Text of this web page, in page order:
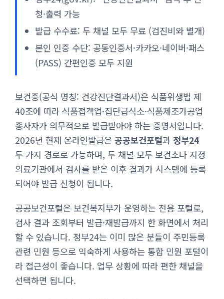
청·출력 가능
발급 수수료: 두 채널 모두 무료 (검진비와 별개)
본인 인증 수단: 공동인증서·카카오·네이버·패스
(PASS) 간편인증 모두 지원
보건증(공식 명칭: 건강진단결과서)은 식품위생법 제
40조에 따라 식품접객업·집단급식소·식품제조가공업
종사자가 의무적으로 발급받아야 하는 증명서입니다.
2026년 현재 온라인발급은 공공보건포털과 정부24
두 가지 경로로 가능하며, 두 채널 모두 보건소나 지정
의료기관에서 검사를 받은 이후 결과가 시스템에 등록
되어야 발급 신청이 됩니다.
공공보건포털은 보건복지부가 운영하는 전용 포털로,
검사 결과 조회부터 발급·재발급까지 한 화면에서 처리
할 수 있습니다. 정부24는 이미 많은 분들이 주민등록
관련 민원 등으로 익숙하게 사용하는 통합 민원 포털이
라 접근성이 좋습니다. 업무 상황에 따라 편한 채널을
선택하면 됩니다.